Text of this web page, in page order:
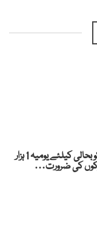
غزہ پٹی کو بحالی کیلئے یومیہ 1 ہزار
کی ضرورت…